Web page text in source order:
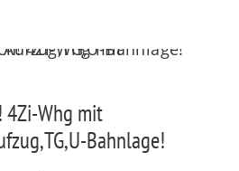
4Zi-Whg mit
Bahnlage!